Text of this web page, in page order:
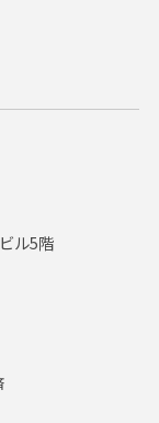
ル5階